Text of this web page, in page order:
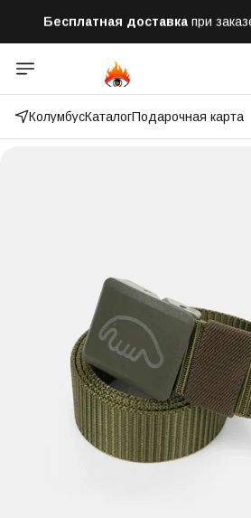
Оплатим до 50% доставки
КолумбусКаталогПодарочная карта